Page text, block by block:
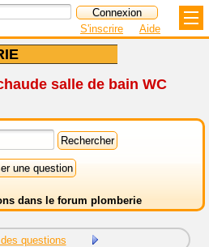
S'inscrire Aide
salle de bain WC
dans le forum plomberie
questions